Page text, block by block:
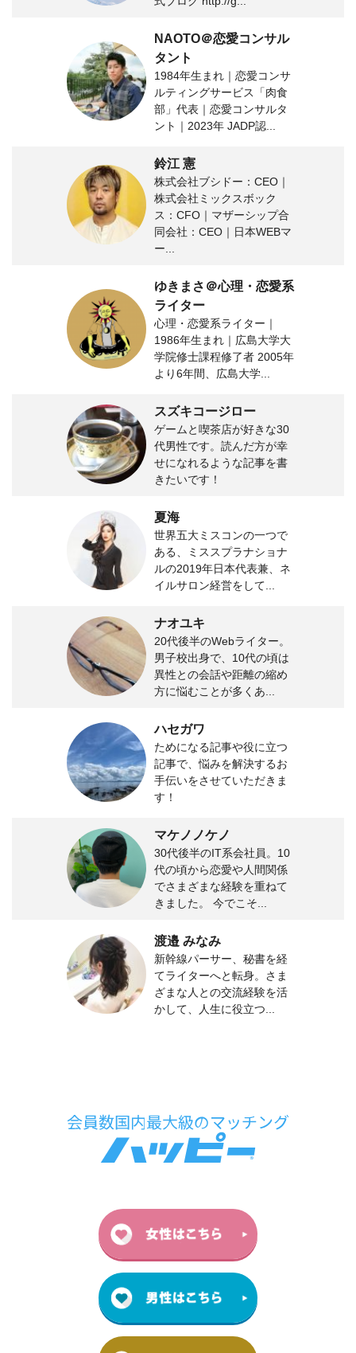
NAOTO＠恋愛コンサル
タント
1984年生まれ｜恋愛コンサ
ルティングサービス「肉食
部」代表｜恋愛コンサルタ
ント｜2023年 JADP認...
鈴江 憲
株式会社ブシドー：CEO｜
株式会社ミックスボック
ス：CFO｜マザーシップ合
同会社：CEO｜日本WEBマ
ー...
ゆきまさ＠心理・恋愛系
ライター
心理・恋愛系ライター｜
1986年生まれ｜広島大学大
学院修士課程修了者 2005年
より6年間、広島大学...
スズキコージロー
ゲームと喫茶店が好きな30
代男性です。読んだ方が幸
せになれるような記事を書
きたいです！
夏海
世界五大ミスコンの一つで
ある、ミススプラナショナ
ルの2019年日本代表兼、ネ
イルサロン経営をして...
ナオユキ
20代後半のWebライター。
男子校出身で、10代の頃は
異性との会話や距離の縮め
方に悩むことが多くあ...
ハセガワ
ためになる記事や役に立つ
記事で、悩みを解決するお
手伝いをさせていただきま
す！
マケノノケノ
30代後半のIT系会社員。10
代の頃から恋愛や人間関係
でさまざまな経験を重ねて
きました。 今でこそ...
渡邉 みなみ
新幹線パーサー、秘書を経
てライターへと転身。さま
ざまな人との交流経験を活
かして、人生に役立つ...